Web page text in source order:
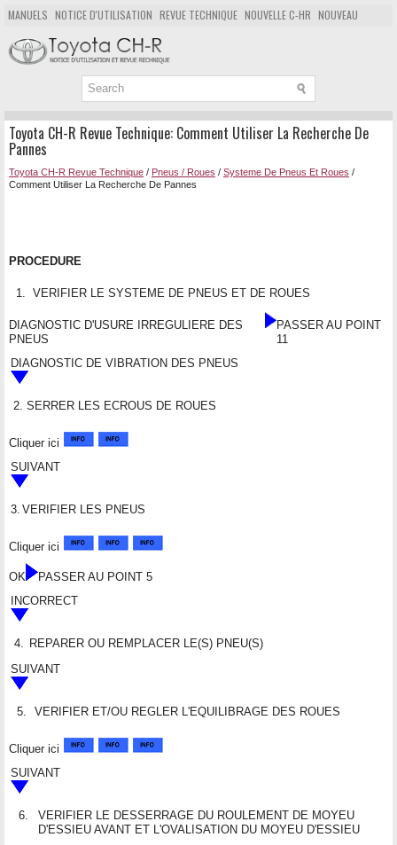
MANUELS NOTICE D'UTILISATION REVUE TECHNIQUE NOUVELLE C-HR NOUVEAU
POPULAIRE
PLAN DU SITE CHERCHER
Toyota CH-R Revue Technique: Comment Utiliser La Recherche De
Pannes
Toyota CH-R Revue Technique / Pneus / Roues / Systeme De Pneus Et Roues /
Comment Utiliser La Recherche De Pannes
PROCEDURE
1. VERIFIER LE SYSTEME DE PNEUS ET DE ROUES
DIAGNOSTIC D'USURE IRREGULIERE DES
PNEUS
PASSER AU POINT
11
DIAGNOSTIC DE VIBRATION DES PNEUS
2. SERRER LES ECROUS DE ROUES
Cliquer ici
SUIVANT
3. VERIFIER LES PNEUS
Cliquer ici
OK
PASSER AU POINT 5
INCORRECT
4.
REPARER OU REMPLACER LE(S) PNEU(S)
SUIVANT
5. VERIFIER ET/OU REGLER L'EQUILIBRAGE DES ROUES
Cliquer ici
SUIVANT
6.
VERIFIER LE DESSERRAGE DU ROULEMENT DE MOYEU
D'ESSIEU AVANT ET L'OVALISATION DU MOYEU D'ESSIEU